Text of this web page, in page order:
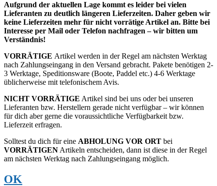
Aufgrund der aktuellen Lage kommt es leider bei vielen
Lieferanten zu deutlich längeren Lieferzeiten. Daher geben wir
keine Lieferzeiten mehr für nicht vorrätige Artikel an. Bitte bei
Interesse per Mail oder Telefon nachfragen – wir bitten um
Verständnis!
VORRÄTIGE Artikel werden in der Regel am nächsten Werktag
nach Zahlungseingang in den Versand gebracht. Pakete benötigen 2-
3 Werktage, Speditionsware (Boote, Paddel etc.) 4-6 Werktage
üblicherweise mit telefonischem Avis.
NICHT VORRÄTIGE Artikel sind bei uns oder bei unseren
Lieferanten bzw. Herstellern gerade nicht verfügbar – wir können
für dich aber gerne die voraussichtliche Verfügbarkeit bzw.
Lieferzeit erfragen.
Solltest du dich für eine ABHOLUNG VOR ORT bei
VORRÄTIGENArtikeln entscheiden, dann ist diese in der Regel
am nächsten Werktag nach Zahlungseingang möglich.
OK